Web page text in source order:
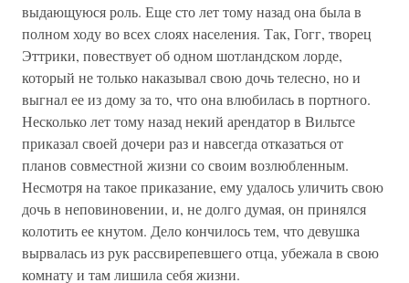
выдающуюся роль. Еще сто лет тому назад она была в
полном ходу во всех слоях населения. Так, Гогг, творец
Эттрики, повествует об одном шотландском лорде,
который не только наказывал свою дочь телесно, но и
выгнал ее из дому за то, что она влюбилась в портного.
Несколько лет тому назад некий арендатор в Вильтсе
приказал своей дочери раз и навсегда отказаться от
планов совместной жизни со своим возлюбленным.
Несмотря на такое приказание, ему удалось уличить свою
дочь в неповиновении, и, не долго думая, он принялся
колотить ее кнутом. Дело кончилось тем, что девушка
вырвалась из рук рассвирепевшего отца, убежала в свою
комнату и там лишила себя жизни.